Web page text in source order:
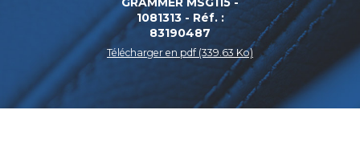
1081313 - Réf. :
83190487
Télécharger en pdf (339.63 Ko)